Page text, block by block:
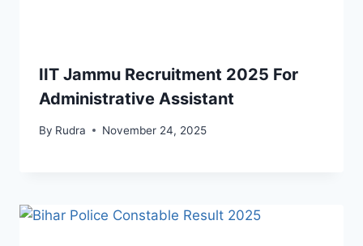
IIT Jammu Recruitment 2025 For
Administrative Assistant
By Rudra November 24, 2025